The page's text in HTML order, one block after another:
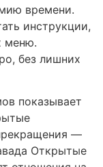
времени.
инструкции,
меню.
без лишних
показывает
—
Открытые